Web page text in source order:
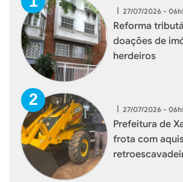
| 27/07/2026 -
Reforma
doações de
herdeiros
| 27/07/2026 -
Prefeitura de
frota com